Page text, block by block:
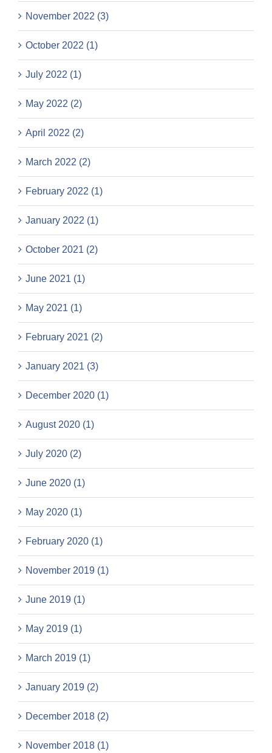
November 2022 (3)
October 2022 (1)
July 2022 (1)
May 2022 (2)
April 2022 (2)
March 2022 (2)
February 2022 (1)
January 2022 (1)
October 2021 (2)
June 2021 (1)
May 2021 (1)
February 2021 (2)
January 2021 (3)
December 2020 (1)
August 2020 (1)
July 2020 (2)
June 2020 (1)
May 2020 (1)
February 2020 (1)
November 2019 (1)
June 2019 (1)
May 2019 (1)
March 2019 (1)
January 2019 (2)
December 2018 (2)
November 2018 (1)